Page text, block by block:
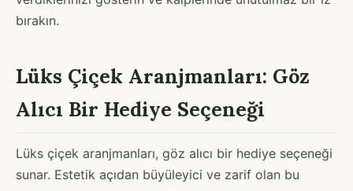
bırakın.
Lüks Çiçek Aranjmanları: Göz
Alıcı Bir Hediye Seçeneği
Lüks çiçek aranjmanları, göz alıcı bir hediye seçeneği
sunar. Estetik açıdan büyüleyici ve zarif olan bu